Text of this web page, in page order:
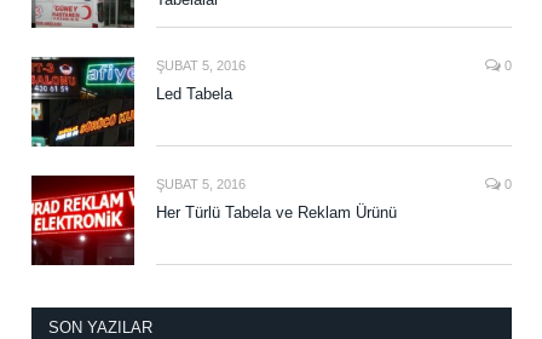
ŞUBAT 5, 2016 0
Led Tabela
ŞUBAT 5, 2016 0
Her Türlü Tabela ve Reklam Ürünü
SON YAZILAR